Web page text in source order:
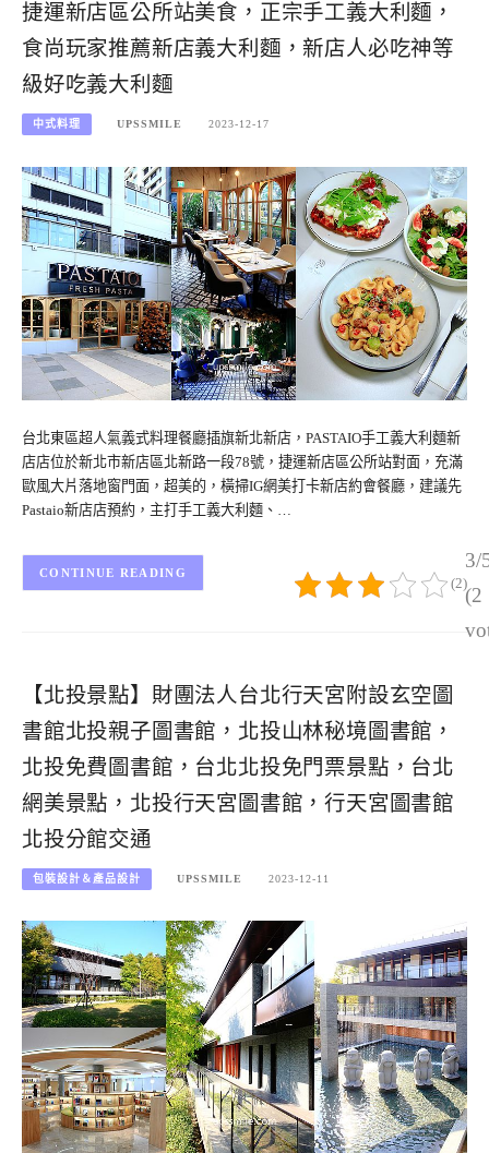
捷運新店區公所站美食，正宗手工義大利麵，
食尚玩家推薦新店義大利麵，新店人必吃神等
級好吃義大利麵
中式料理 UPSSMILE 2023-12-17
台北東區超人氣義式料理餐廳插旗新北新店，PASTAIO手工義大利麵新
店店位於新北市新店區北新路一段78號，捷運新店區公所站對面，充滿
歐風大片落地窗門面，超美的，橫掃IG網美打卡新店約會餐廳，建議先
Pastaio新店店預約，主打手工義大利麵、…
3/
(2
(2)
CONTINUE READING
【北投景點】財團法人台北行天宮附設玄空圖
書館北投親子圖書館，北投山林秘境圖書館，
北投免費圖書館，台北北投免門票景點，台北
網美景點，北投行天宮圖書館，行天宮圖書館
北投分館交通
包裝設計＆產品設計 UPSSMILE 2023-12-11